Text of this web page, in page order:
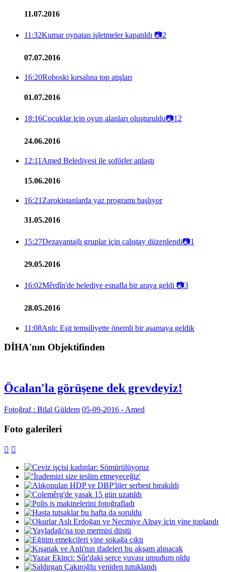
11.07.2016
11:32Kumar oynatan işletmeler kapatıldı 📷2
07.07.2016
16:20Roboski kırsalına top atışları
01.07.2016
18:16Çocuklar için oyun alanları oluşturuldu📷12
24.06.2016
12:11Amed Belediyesi ile şoförler anlaştı
15.06.2016
16:21 Zarokistanlarda yaz programı başlıyor
31.05.2016
15:27Dezavantajlı gruplar için çalıştay düzenlendi📷1
29.05.2016
16:02Mêrdîn'de belediye esnafla bir araya geldi 📷3
28.05.2016
11:08Anlı: Eşit temsiliyette önemli bir aşamaya geldik
DİHA'nın Objektifinden
Öcalan'la görüşene dek grevdeyiz!
Fotoğraf : Bilal Güldem 05-09-2016 - Amed
Foto galerileri
 